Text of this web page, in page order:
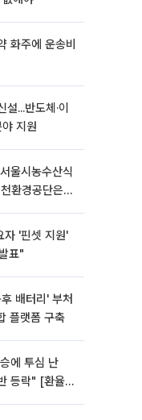
화주에 운송비
...반도체·이
지원
울시농수산식
환경공단은
자 '핀셋 지원'
표"
배터리' 부처
플랫폼 구축
에 투심 난
등락" [환율전